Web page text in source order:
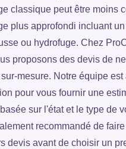
classique peut être moins
plus approfondi incluant
ou hydrofuge. Chez
proposons des devis de
mesure. Notre équipe est
pour vous fournir une
sur l'état et le type de
recommandé de
devis avant de choisir un